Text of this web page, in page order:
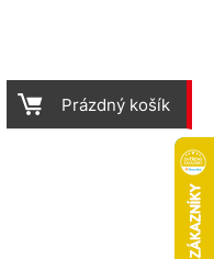
Prázdný košík